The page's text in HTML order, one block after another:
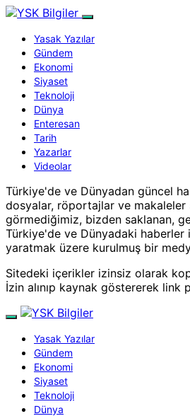
Yasak Yazılar
Gündem
Ekonomi
Siyaset
Teknoloji
Dünya
Enteresan
Tarih
Yazarlar
Videolar
Türkiye'de ve Dünyadan güncel
dosyalar, röportajlar ve makaleler
görmediğimiz, bizden saklanan,
Türkiye'de ve Dünyadaki haberler
yaratmak üzere kurulmuş bir
Sitedeki içerikler izinsiz olarak
İzin alınıp kaynak göstererek link
Yasak Yazılar
Gündem
Ekonomi
Siyaset
Teknoloji
Dünya